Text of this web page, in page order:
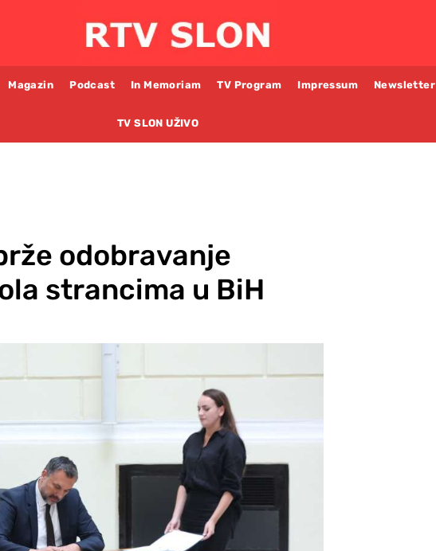
Magazin Podcast In Memoriam TV Program Impressum Newsletter
TV SLON UŽIVO
odobravanje
strancima u BiH